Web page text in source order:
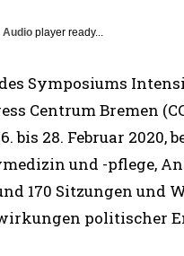
Audio player ready...
Symposiums
Centrum Bremen
bis 28. Februar
und -pflege,
170 Sitzungen und
politischer